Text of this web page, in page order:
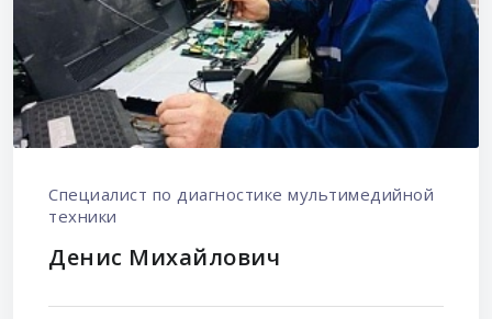
Специалист по диагностике мультимедийной
техники
Денис Михайлович